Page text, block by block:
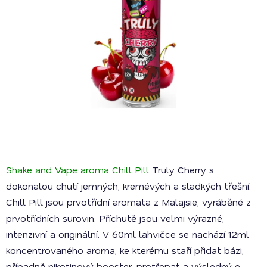
Shake and Vape aroma Chill Pill Truly Cherry s
dokonalou chutí jemných, kremévých a sladkých třešní.
Chill Pill jsou prvotřídní aromata z Malajsie, vyráběné z
prvotřídních surovin. Příchutě jsou velmi výrazné,
intenzivní a originální. V 60ml lahvičce se nachází 12ml
koncentrovaného aroma, ke kterému staří přidat bázi,